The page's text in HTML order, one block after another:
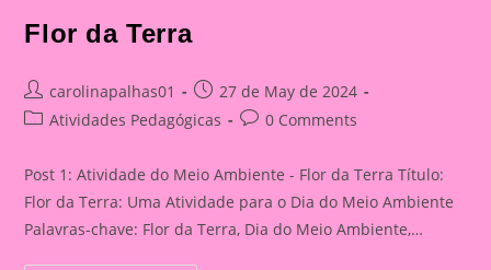
Flor da Terra
Post
author:
carolinapalhas01
Post
published:
27 de May de 2024
PostAtividades Pedagógicas
Post0 Comments
Post 1: Atividade do Meio Ambiente - Flor da Terra Título:
Flor da Terra: Uma Atividade para o Dia do Meio Ambiente
Palavras-chave: Flor da Terra, Dia do Meio Ambiente,…